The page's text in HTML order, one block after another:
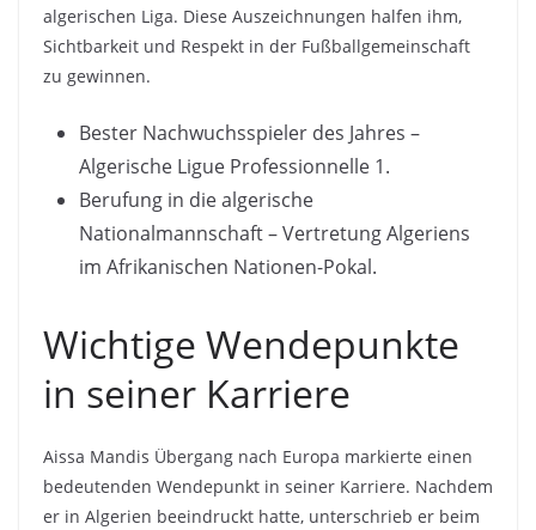
algerischen Liga. Diese Auszeichnungen halfen ihm,
Sichtbarkeit und Respekt in der Fußballgemeinschaft
zu gewinnen.
Bester Nachwuchsspieler des Jahres –
Algerische Ligue Professionnelle 1.
Berufung in die algerische
Nationalmannschaft – Vertretung Algeriens
im Afrikanischen Nationen-Pokal.
Wichtige Wendepunkte
in seiner Karriere
Aissa Mandis Übergang nach Europa markierte einen
bedeutenden Wendepunkt in seiner Karriere. Nachdem
er in Algerien beeindruckt hatte, unterschrieb er beim